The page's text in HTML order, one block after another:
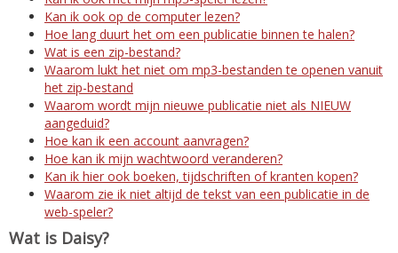
Kan ik ook op de computer lezen?
Hoe lang duurt het om een publicatie binnen te halen?
Wat is een zip-bestand?
Waarom lukt het niet om mp3-bestanden te openen vanuit
het zip-bestand
Waarom wordt mijn nieuwe publicatie niet als NIEUW
aangeduid?
Hoe kan ik een account aanvragen?
Hoe kan ik mijn wachtwoord veranderen?
Kan ik hier ook boeken, tijdschriften of kranten kopen?
Waarom zie ik niet altijd de tekst van een publicatie in de
web-speler?
Wat is Daisy?